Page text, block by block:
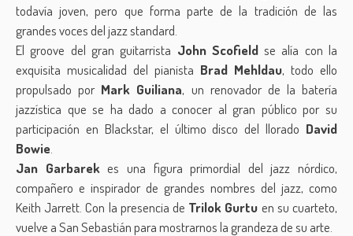
todavía joven, pero que forma parte de la tradición de las
grandes voces del jazz standard.
El groove del gran guitarrista John Scofieldse alía con la
exquisita musicalidad del pianista Brad Mehldau, todo ello
propulsado por Mark Guiliana, un renovador de la batería
jazzística que se ha dado a conocer al gran público por su
participación en Blackstar, el último disco del llorado David
Bowie
Jan Garbarekes una figura primordial del jazz nórdico,
compañero e inspirador de grandes nombres del jazz, como
Keith Jarrett. Con la presencia de Trilok Gurtu en su cuarteto,
vuelve a San Sebastián para mostrarnos la grandeza de su arte.